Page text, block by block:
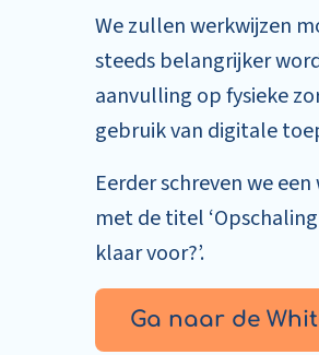
We zullen werkwijzen
steeds belangrijker
aanvulling op fysieke
gebruik van digitale
Eerder schreven we
met de titel
klaar voor?’.
Ga naar de